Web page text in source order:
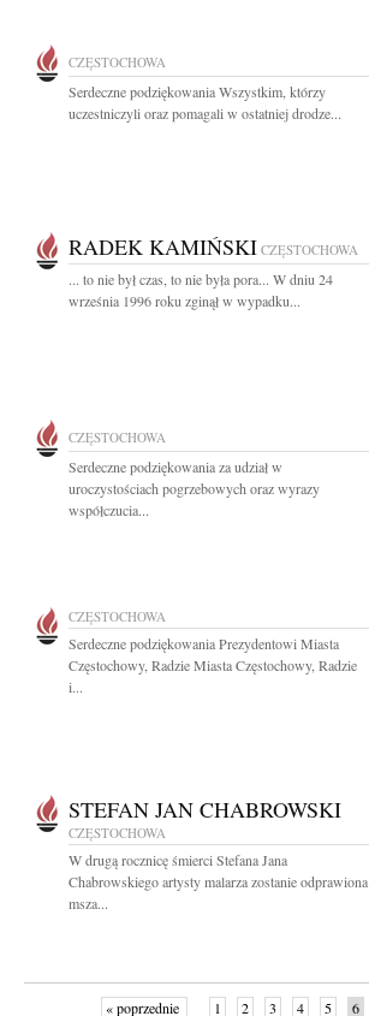
CZĘSTOCHOWA
Serdeczne podziękowania Wszystkim, którzy
uczestniczyli oraz pomagali w ostatniej drodze...
RADEK KAMIŃSKI CZĘSTOCHOWA
... to nie był czas, to nie była pora... W dniu 24
września 1996 roku zginął w wypadku...
CZĘSTOCHOWA
Serdeczne podziękowania za udział w
uroczystościach pogrzebowych oraz wyrazy
współczucia...
CZĘSTOCHOWA
Serdeczne podziękowania Prezydentowi Miasta
Częstochowy, Radzie Miasta Częstochowy, Radzie
i...
STEFAN JAN CHABROWSKI
CZĘSTOCHOWA
W drugą rocznicę śmierci Stefana Jana
Chabrowskiego artysty malarza zostanie odprawiona
msza...
« poprzednie 1 2 3 4 5 6